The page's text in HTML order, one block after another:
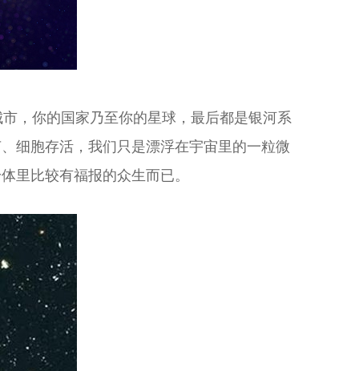
，你的国家乃至你的星球，最后都是银河系
细胞存活，我们只是漂浮在宇宙里的一粒微
里比较有福报的众生而已。